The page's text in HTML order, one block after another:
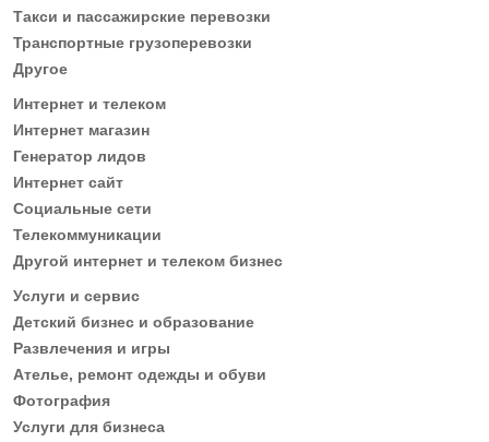
Такси и пассажирские перевозки
Транспортные грузоперевозки
Другое
Интернет и телеком
Интернет магазин
Генератор лидов
Интернет сайт
Социальные сети
Телекоммуникации
Другой интернет и телеком бизнес
Услуги и сервис
Детский бизнес и образование
Развлечения и игры
Ателье, ремонт одежды и обуви
Фотография
Услуги для бизнеса